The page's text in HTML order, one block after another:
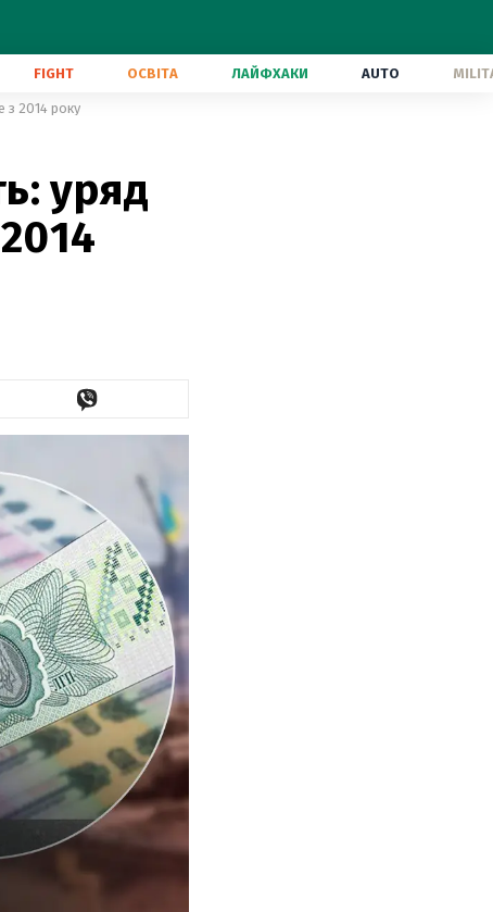
FIGHT ОСВІТА ЛАЙФХАКИ AUTO
з 2014 року
уряд